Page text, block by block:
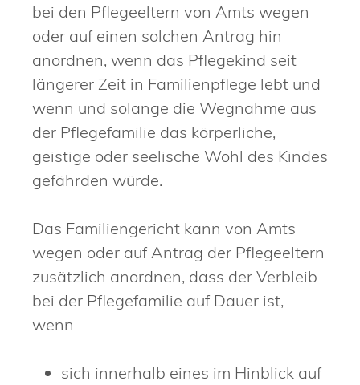
bei den Pflegeeltern von Amts wegen
oder auf einen solchen Antrag hin
anordnen, wenn das Pflegekind seit
längerer Zeit in Familienpflege lebt und
wenn und solange die Wegnahme aus
der Pflegefamilie das körperliche,
geistige oder seelische Wohl des Kindes
gefährden würde.
Das Familiengericht kann von Amts
wegen oder auf Antrag der Pflegeeltern
zusätzlich anordnen, dass der Verbleib
bei der Pflegefamilie auf Dauer ist,
wenn
sich innerhalb eines im Hinblick auf